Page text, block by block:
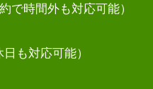
で時間外も対応可能）
も対応可能）